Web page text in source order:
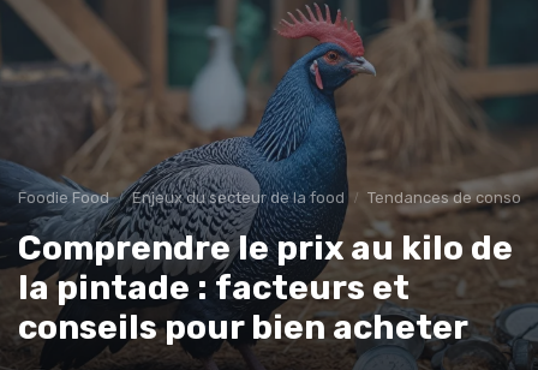
Foodie Food Enjeux du secteur de la food Tendances de
Comprendre le prix au kilo de
la pintade : facteurs et
conseils pour bien acheter